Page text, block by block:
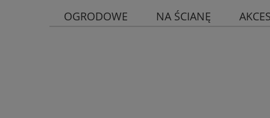
OGRODOWE
NA ŚCIANĘ